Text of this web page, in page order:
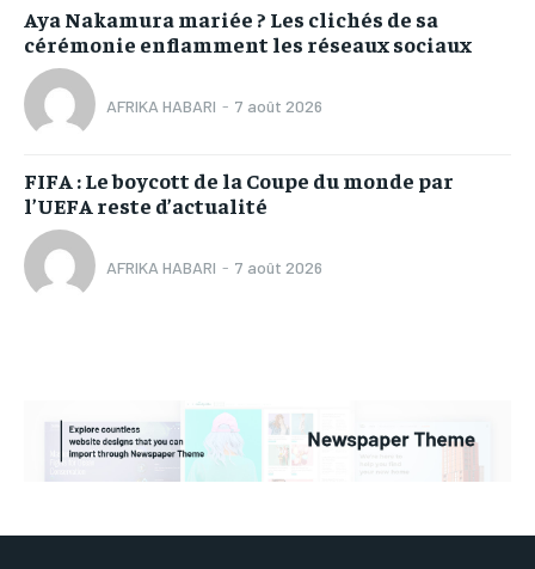
Aya Nakamura mariée ? Les clichés de sa
cérémonie enflamment les réseaux sociaux
AFRIKA HABARI - 7 août 2026
FIFA : Le boycott de la Coupe du monde par
l’UEFA reste d’actualité
AFRIKA HABARI - 7 août 2026